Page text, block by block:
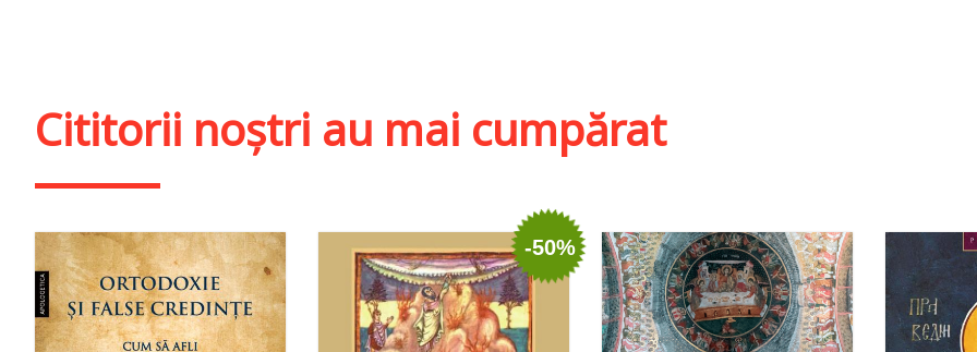
Cititorii noștri au mai cumpărat
-50%